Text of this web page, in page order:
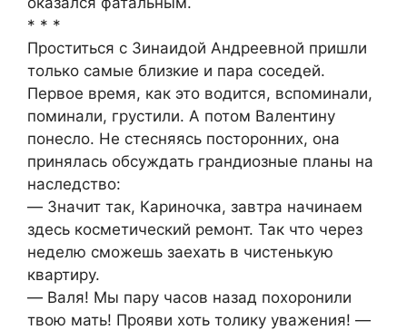
* * *
Проститься с Зинаидой Андреевной пришли
только самые близкие и пара соседей.
Первое время, как это водится, вспоминали,
поминали, грустили. А потом Валентину
понесло. Не стесняясь посторонних, она
принялась обсуждать грандиозные планы на
наследство:
― Значит так, Кариночка, завтра начинаем
здесь косметический ремонт. Так что через
неделю сможешь заехать в чистенькую
квартиру.
― Валя! Мы пару часов назад похоронили
твою мать! Прояви хоть толику уважения! ―